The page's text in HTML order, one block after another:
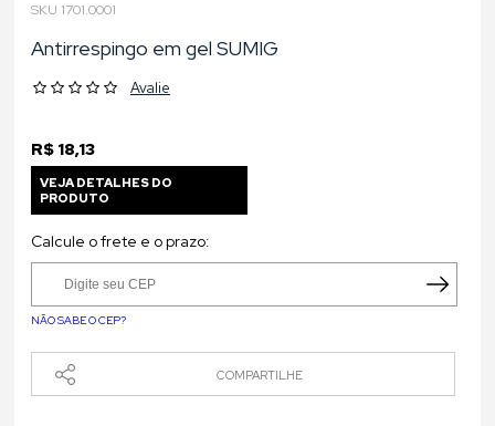
SKU 1701.0001
Antirrespingo em gel SUMIG
Avalie
R$ 18,13
VEJA DETALHES DO
PRODUTO
Calcule o frete e o prazo:
NÃO SABE O CEP?
COMPARTILHE